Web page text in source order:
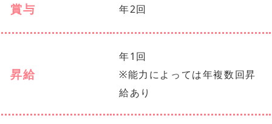
賞与 年2回
昇給
年1回
※能力によっては年複数回昇
給あり